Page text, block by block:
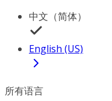
中文（简体）
English (US)
所有语言